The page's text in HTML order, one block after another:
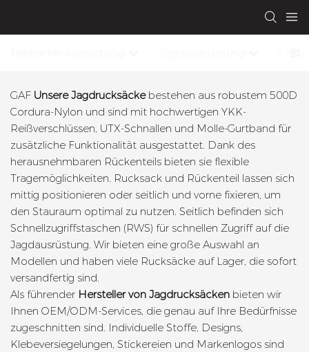
GAF Unsere Jagdrucksäckebestehen aus robustem 500D
Cordura-Nylon und sind mit hochwertigen YKK-
Reißverschlüssen, UTX-Schnallen und Molle-Gurtband für
zusätzliche Funktionalität ausgestattet. Dank des
herausnehmbaren Rückenteils bieten sie flexible
Tragemöglichkeiten. Rucksack und Rückenteil lassen sich
mittig positionieren oder seitlich und vorne fixieren, um
den Stauraum optimal zu nutzen. Seitlich befinden sich
Schnellzugriffstaschen (RWS) für schnellen Zugriff auf die
Jagdausrüstung. Wir bieten eine große Auswahl an
Modellen und haben viele Rucksäcke auf Lager, die sofort
versandfertig sind.
Als führender Hersteller von Jagdrucksäcken bieten wir
Ihnen OEM/ODM-Services, die genau auf Ihre Bedürfnisse
zugeschnitten sind. Individuelle Stoffe, Designs,
Klebeversiegelungen, Stickereien und Markenlogos sind